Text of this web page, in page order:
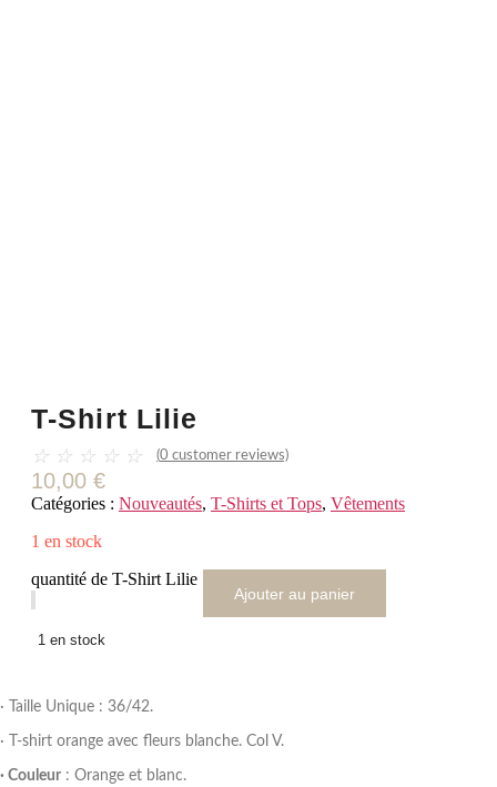
T-Shirt Lilie
☆ ☆ ☆ ☆ ☆ (0 customer reviews)
10,00 €
Catégories : Nouveautés, T-Shirts et Tops, Vêtements
1 en stock
quantité de T-Shirt Lilie
Ajouter au panier
1 en stock
· Taille Unique : 36/42.
· T-shirt orange avec fleurs blanche. Col V.
· Couleur : Orange et blanc.